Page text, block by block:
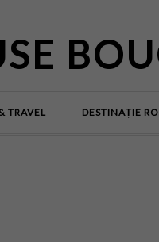
TRAVEL DESTINAȚIE